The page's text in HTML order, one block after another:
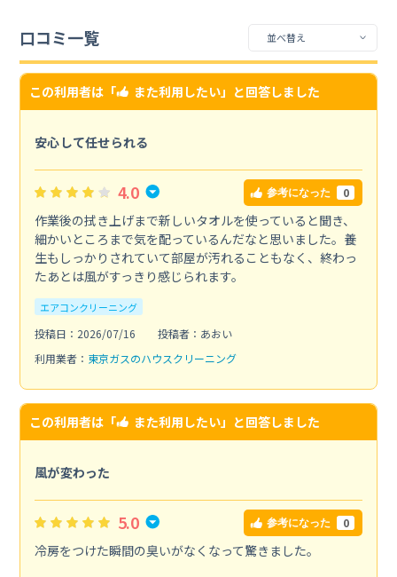
口コミ一覧
この利用者は「 また利用したい」と回答しました
安心して任せられる
4.0 参考になった 0
作業後の拭き上げまで新しいタオルを使っていると聞き、
細かいところまで気を配っているんだなと思いました。養
生もしっかりされていて部屋が汚れることもなく、終わっ
たあとは風がすっきり感じられます。
エアコンクリーニング
投稿日：2026/07/16
投稿者：あおい
利用業者： 東京ガスのハウスクリーニング
この利用者は「 また利用したい」と回答しました
風が変わった
5.0 参考になった 0
冷房をつけた瞬間の臭いがなくなって驚きました。